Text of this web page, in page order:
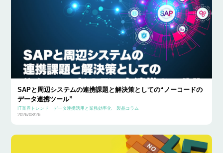
SAPと周辺システムの連携課題と解決策としての“ノーコードの
データ連携ツール”
IT業界トレンド データ連携活用と業務効率化
製品コラム
2026/03/26